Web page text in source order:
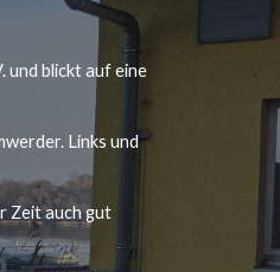
und blickt auf eine
Links und
Zeit auch gut